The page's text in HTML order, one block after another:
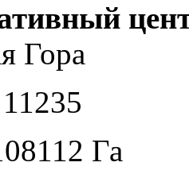
Гора
11235
Га